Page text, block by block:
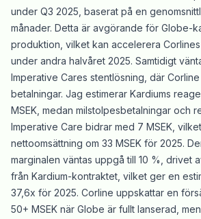
under Q3 2025, baserat på en
månader. Detta är avgörande för Globe-
produktion, vilket kan accelerera
under andra halvåret 2025. Samtidigt
Imperative Cares stentlösning, där
betalningar. Jag estimerar Kardiums
MSEK, medan milstolpesbetalningar och
Imperative Care bidrar med 7 MSEK,
nettoomsättning om 33 MSEK för 2025.
marginalen väntas uppgå till 10 %, drivet
från Kardium-kontraktet, vilket ger en
37,6x för 2025. Corline uppskattar en
50+ MSEK när Globe är fullt lanserad,